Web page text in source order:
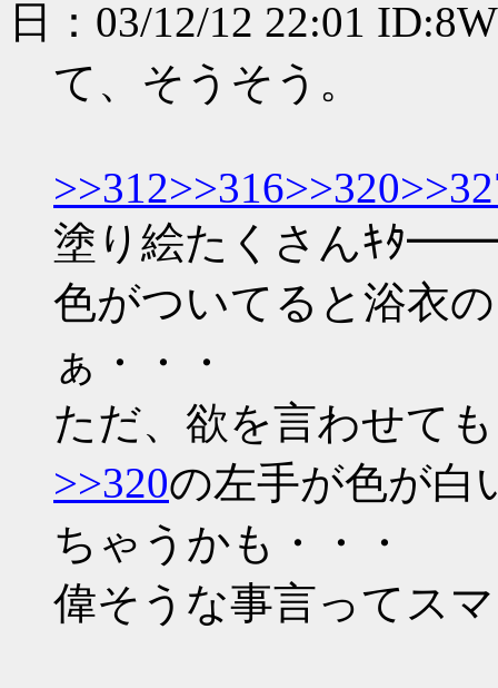
日：03/12/12 22:01
て、そうそう。
>>312>>316>>320
塗り絵たくさんｷ
色がついてると浴衣
ぁ・・・
ただ、欲を言わせて
>>320の左手が色が白
ちゃうかも・・・
偉そうな事言ってス